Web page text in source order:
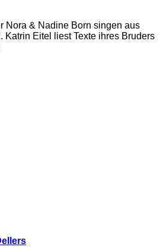
Nora & Nadine Born singen aus
Katrin Eitel liest Texte ihres Bruders